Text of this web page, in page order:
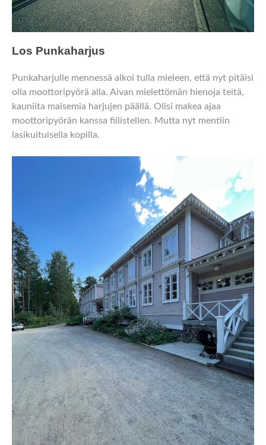
Los Punkaharjus
Punkaharjulle mennessä alkoi tulla mieleen, että nyt pitäisi
olla moottoripyörä alla. Aivan mielettömän hienoja teitä,
kauniita maisemia harjujen päällä. Olisi makea ajaa
moottoripyörän kanssa fiilistellen. Mutta nyt mentiin
lasikuituisella kopilla.